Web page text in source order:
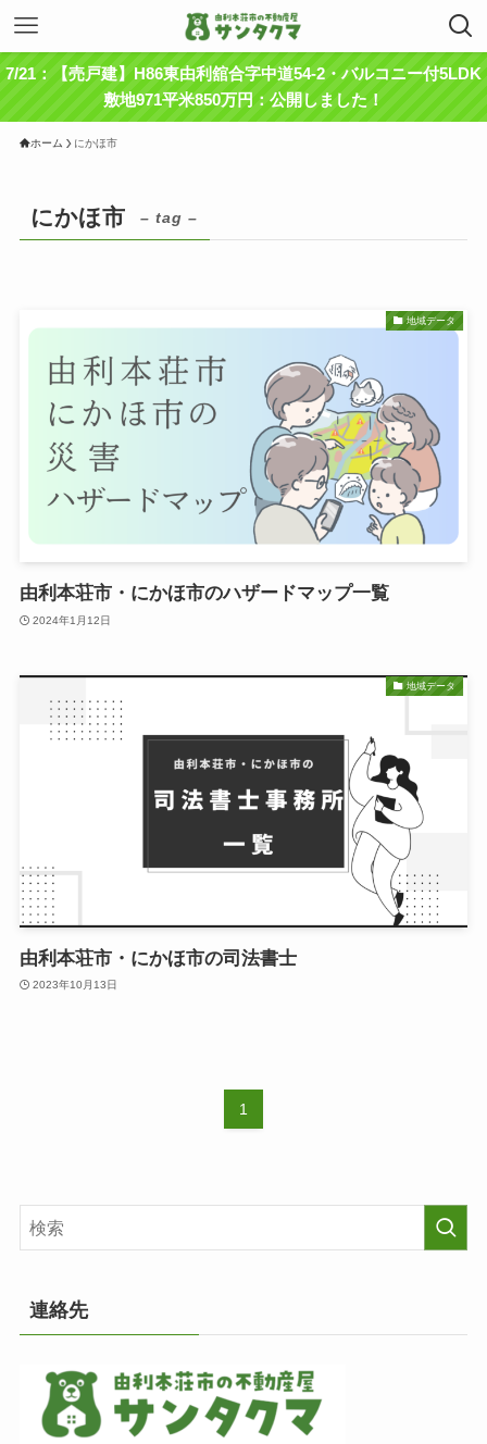
7/21：【売戸建】H86東由利舘合字中道54-2・バルコニー付5LDK
敷地971平米850万円：公開しました！
ホーム にかほ市
にかほ市 – tag –
地域データ
由利本荘市・にかほ市のハザードマップ一覧
2024年1月12日
地域データ
由利本荘市・にかほ市の司法書士
2023年10月13日
1
連絡先